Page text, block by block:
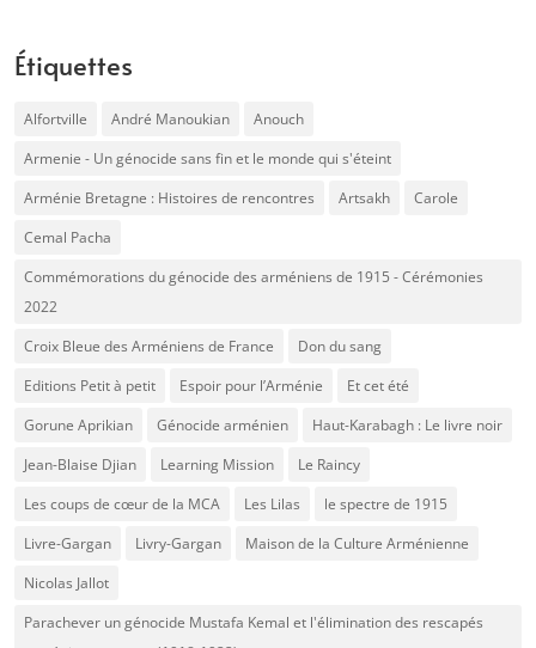
Étiquettes
Alfortville André Manoukian
Anouch
Armenie - Un génocide sans fin et le monde qui s'éteint
Arménie Bretagne : Histoires de rencontres
Artsakh
Carole
Cemal Pacha
Commémorations du génocide des arméniens de 1915 - Cérémonies
2022
Croix Bleue des Arméniens de France
Don du sang
Editions Petit à petit
Espoir pour l’Arménie
Et cet été
Gorune Aprikian
Génocide arménien
Haut-Karabagh : Le livre noir
Jean-Blaise Djian
Learning Mission
Le Raincy
Les coups de cœur de la MCA
Les Lilas
le spectre de 1915
Livre-Gargan
Livry-Gargan
Maison de la Culture Arménienne
Nicolas Jallot
Parachever un génocide Mustafa Kemal et l'élimination des rescapés